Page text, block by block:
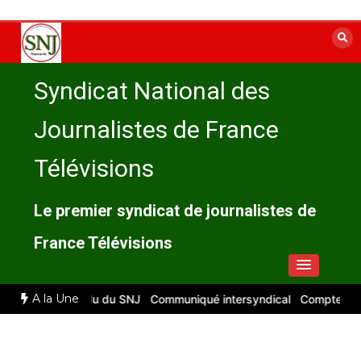
contenu
Syndicat National des
Journalistes de France
Télévisions
Le premier syndicat de journalistes de
France Télévisions
A la Une
rendu du SNJ Communiqué intersyndical Compte-rendu